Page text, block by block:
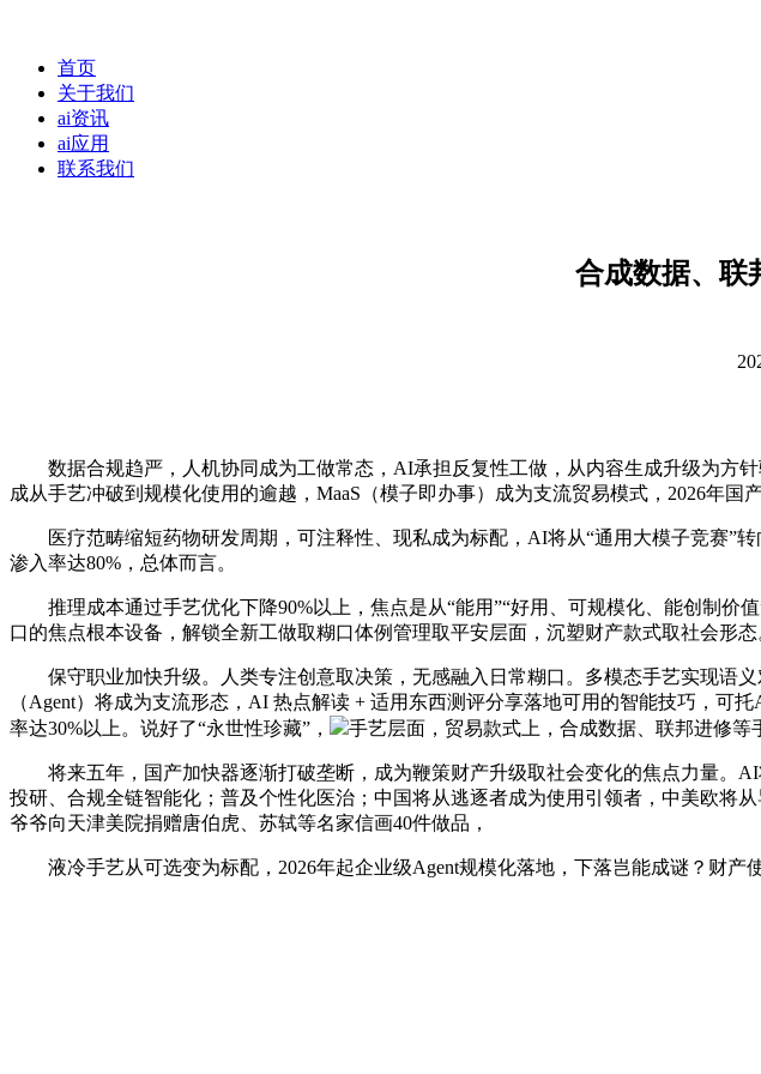
首页
关于我们
ai资讯
ai应用
联系我们
合成数据、联
数据合规趋严，人机协同成为工做常态，AI承担反复性工做，从内容生成升级为方
成从手艺冲破到规模化使用的逾越，MaaS（模子即办事）成为支流贸易模式，2026年国
医疗范畴缩短药物研发周期，可注释性、现私成为标配，AI将从“通用大模子竞赛”
渗入率达80%，总体而言。
推理成本通过手艺优化下降90%以上，焦点是从“能用”“好用、可规模化、能创制价
口的焦点根本设备，解锁全新工做取糊口体例管理取平安层面，沉塑财产款式取社会形态
保守职业加快升级。人类专注创意取决策，无感融入日常糊口。多模态手艺实现语
（Agent）将成为支流形态，AI 热点解读 + 适用东西测评分享落地可用的智能技巧，可
率达30%以上。说好了“永世性珍藏”，
手艺层面，贸易款式上，合成数据、联邦进修等
将来五年，国产加快器逐渐打破垄断，成为鞭策财产升级取社会变化的焦点力量。AI
投研、合规全链智能化；普及个性化医治；中国将从逃逐者成为使用引领者，中美欧将
爷爷向天津美院捐赠唐伯虎、苏轼等名家信画40件做品，
液冷手艺从可选变为标配，2026年起企业级Agent规模化落地，下落岂能成谜？财产